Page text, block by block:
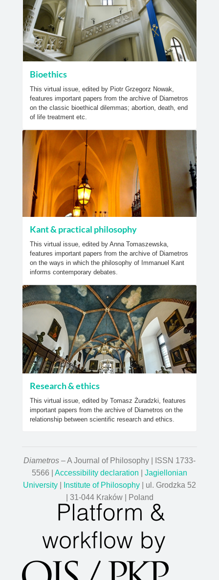
Bioethics
This virtual issue, edited by Piotr Grzegorz Nowak,
features important papers from the archive of Diametros
on the classic bioethical dilemmas; abortion, death, end
of life treatment etc.
Kant & practical philosophy
This virtual issue, edited by Anna Tomaszewska,
features important papers from the archive of Diametros
on the ways in which the philosophy of Immanuel Kant
informs contemporary debates.
Research & ethics
This virtual issue, edited by Tomasz Żuradzki, features
important papers from the archive of Diametros on the
relationship between scientific research and ethics.
Diametros – A Journal of Philosophy | ISSN 1733-
5566 | Accessibility declaration
Jagiellonian
University
Institute of Philosophy | ul. Grodzka 52
| 31-044 Kraków | Poland